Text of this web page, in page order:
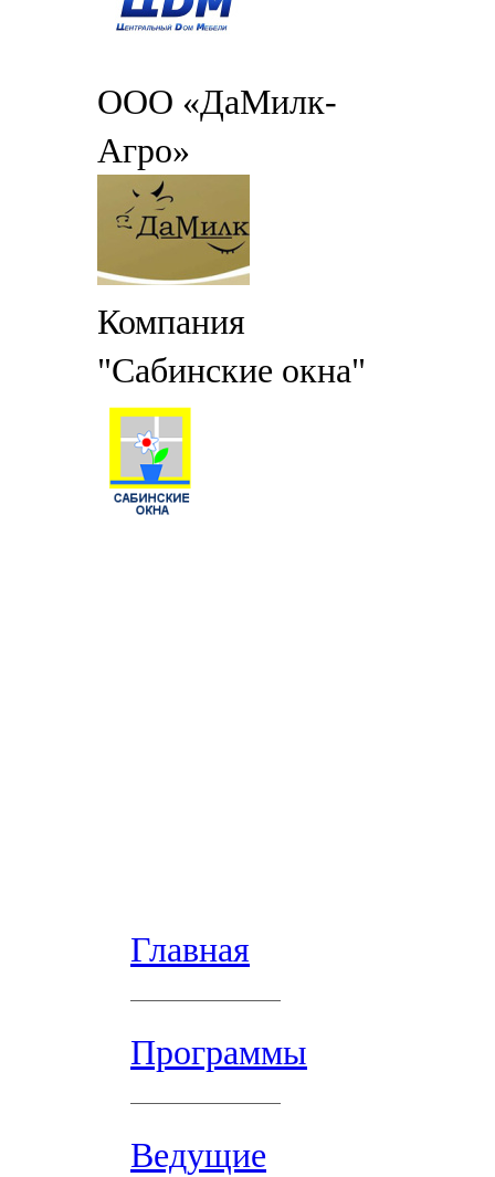
ООО «ДаМилк-
Агро»
Компания
"Сабинские окна"
Главная
Программы
Ведущие